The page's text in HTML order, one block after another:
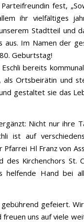
fest,
ihr vielfältiges
Stadtteil und
aus. Im Namen der
Geburtstag!
bereits
Ortsbeirätin und
gestaltet sie das
Nicht nur ihre
ist auf
Hl Franz von
des Kirchenchors St.
helfende Hand bei
gefeiert.
uns auf viele